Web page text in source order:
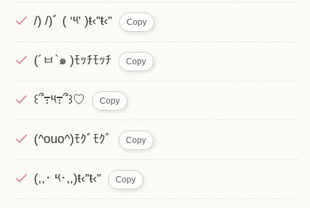
/) /)ﾞ ( ‘༥’ )ŧ‹”ŧ‹” Copy
(´ㅂ`๑ )ﾓｯﾁﾓｯﾁ Copy
꒰՞߹༥߹՞꒱♡ Copy
(^ouo^)ﾓｸﾞﾓｸﾞ Copy
(,,･ ༥･,,)ŧ‹”ŧ‹” Copy